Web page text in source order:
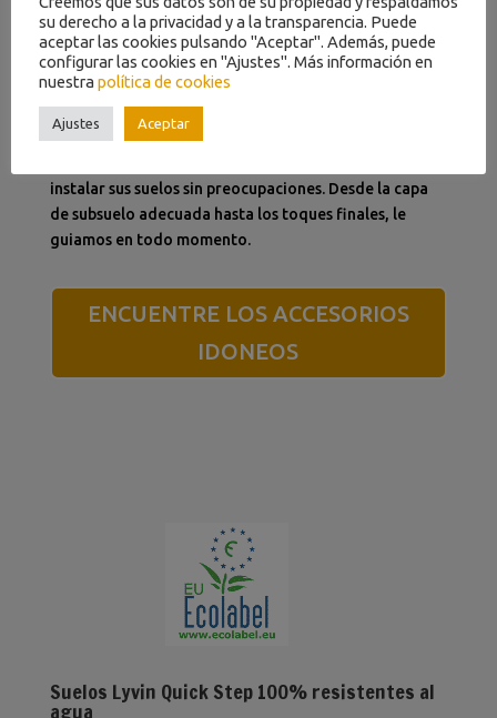
ACCESORIOSSUELOS VINÍLICOS
instalar sus suelos sin preocupaciones. Desde la capa
de subsuelo adecuada hasta los toques finales, le
guiamos en todo momento.
ENCUENTRE LOS ACCESORIOS
IDONEOS
Suelos Lyvin Quick Step 100% resistentes al
agua
su derecho a la privacidad y a la transparencia. Puede
aceptar las cookies pulsando "Aceptar". Además, puede
configurar las cookies en "Ajustes". Más información en
nuestra política de cookies
Ajustes Aceptar